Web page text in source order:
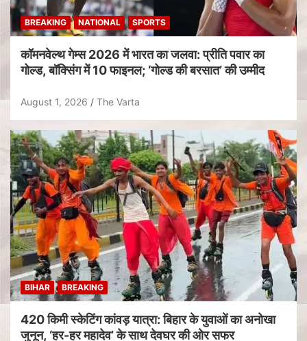
BREAKING NATIONAL SPORTS
कॉमनवेल्थ गेम्स 2026 में भारत का जलवा: प्रीति पवार का
गोल्ड, बॉक्सिंग में 10 फाइनल; ‘गोल्ड की बरसात’ की उम्मीद
August 1, 2026 The Varta
BIHAR BREAKING
420 किमी स्केटिंग कांवड़ यात्रा: बिहार के युवाओं का अनोखा
जुनून, ‘हर-हर महादेव’ के साथ देवघर की ओर सफर